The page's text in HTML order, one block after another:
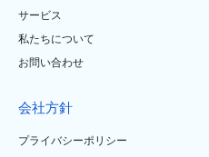
サービス
私たちについて
お問い合わせ
会社方針
プライバシーポリシー